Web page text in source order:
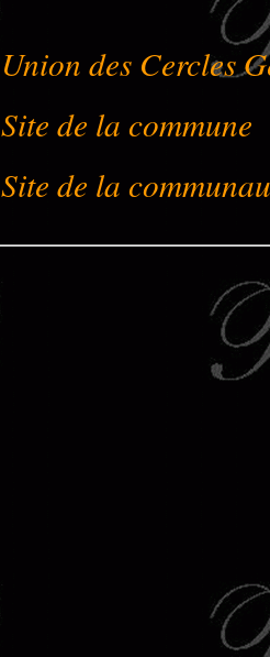
Union des Cercles
Site de la commune
Site de la